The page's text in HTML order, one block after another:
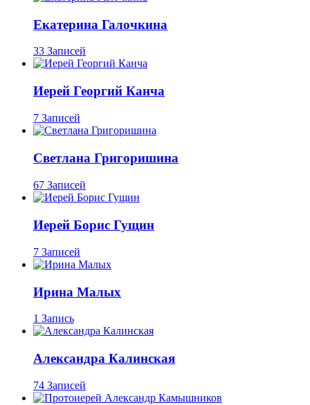
Екатерина Галочкина
33 Записей
Иерей Георгий Канча
7 Записей
Светлана Григоришина
67 Записей
Иерей Борис Гущин
7 Записей
Ирина Малых
1 Запись
Александра Калинская
74 Записей